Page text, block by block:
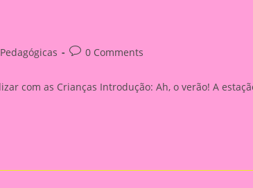
Post0 Comments
com as Crianças Introdução: Ah, o verão! A